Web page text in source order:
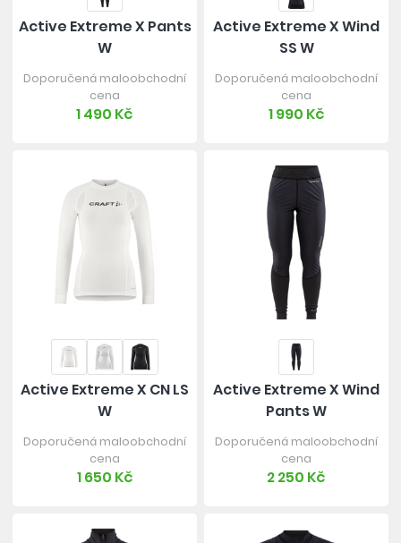
Active Extreme X Pants
W
Doporučená maloobchodní
cena
1 490 Kč
Active Extreme X Wind
SS W
Doporučená maloobchodní
cena
1 990 Kč
Active Extreme X CN LS
W
Doporučená maloobchodní
cena
1 650 Kč
Active Extreme X Wind
Pants W
Doporučená maloobchodní
cena
2 250 Kč